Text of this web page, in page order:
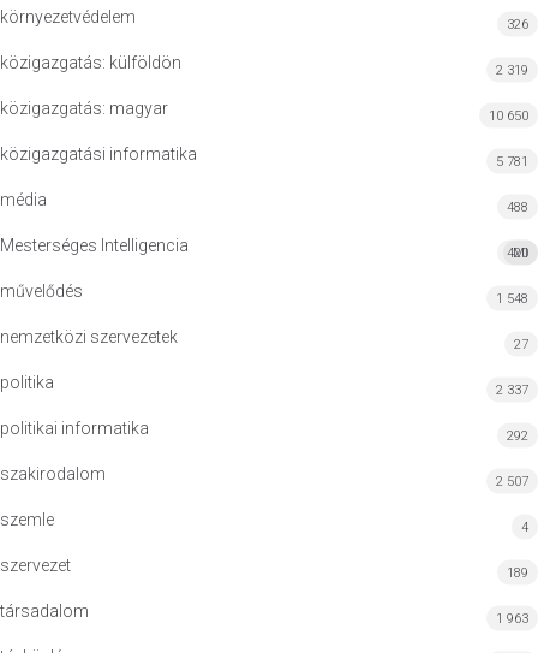
környezetvédelem 326
közigazgatás: külföldön 2 319
közigazgatás: magyar 10 650
közigazgatási informatika 5 781
média 488
Mesterséges Intelligencia MI
420
művelődés 1 548
nemzetközi szervezetek 27
politika 2 337
politikai informatika 292
szakirodalom 2 507
szemle 4
szervezet 189
társadalom 1 963